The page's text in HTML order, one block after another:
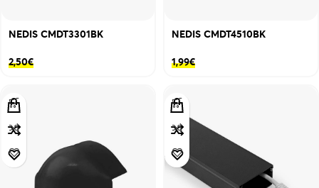
NEDIS CMDT3301BK
2,50€
NEDIS CMDT4510BK
1,99€